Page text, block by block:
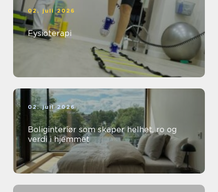
02. juli 2026
Fysioterapi
02. juli 2026
Boliginteriør som skaper helhet, ro og
verdi i hjemmet